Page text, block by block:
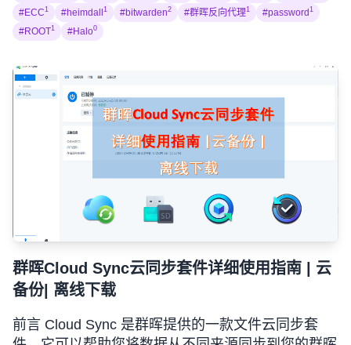
#ECC 1 #heimdall 1 #bitwarden2 #群晖反向代理1 #password 1
#ROOT1 #Halo0
群晖Cloud Sync云同步套件详细使用指南 | 云
备份| 离线下载
前言 Cloud Sync 是群晖提供的一款文件云同步套